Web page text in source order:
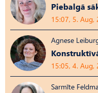
Piebalgā
15:07, 5. Aug,
Agnese
15:05, 4. Aug,
Sarmīte